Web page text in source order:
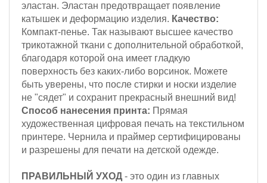
эластан. Эластан предотвращает появление
катышек и деформацию изделия. Качество:
Компакт-пенье. Так называют высшее качество
трикотажной ткани с дополнительной обработкой,
благодаря которой она имеет гладкую
поверхность без каких-либо ворсинок. Можете
быть уверены, что после стирки и носки изделие
не "сядет" и сохранит прекрасный внешний вид!
Способ нанесения принта: Прямая
художественная цифровая печать на текстильном
принтере. Чернила и праймер сертифицированы
и разрешены для печати на детской одежде.
ПРАВИЛЬНЫЙ УХОД - это один из главных